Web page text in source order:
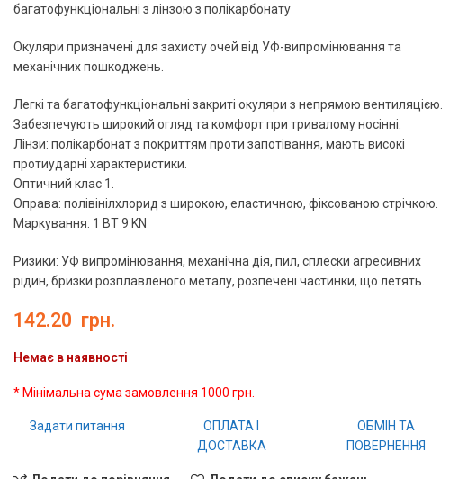
багатофункціональні з лінзою з полікарбонату
Окуляри призначені для захисту очей від УФ-випромінювання та
механічних пошкоджень.
Легкі та багатофункціональні закриті окуляри з непрямою вентиляцією.
Забезпечують широкий огляд та комфорт при тривалому носінні.
Лінзи: полікарбонат з покриттям проти запотівання, мають високі
протиударні характеристики.
Оптичний клас 1.
Оправа: полівінілхлорид з широкою, еластичною, фіксованою стрічкою.
Маркування: 1 ВТ 9 KN
Ризики: УФ випромінювання, механічна дія, пил, сплески агресивних
рідин, бризки розплавленого металу, розпечені частинки, що летять.
142.20 грн.
Немає в наявності
* Мінімальна сума замовлення 1000 грн.
Задати питання
ОПЛАТА І
ДОСТАВКА
ОБМІН ТА
ПОВЕРНЕННЯ